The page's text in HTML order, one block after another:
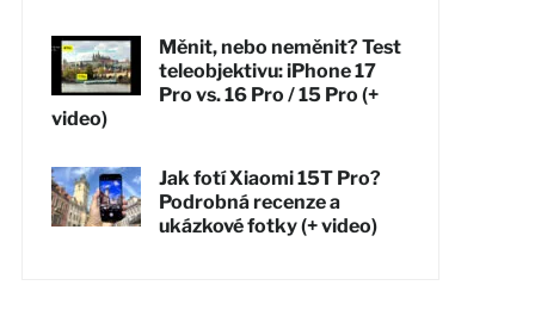
Měnit, nebo neměnit? Test
teleobjektivu: iPhone 17
Pro vs. 16 Pro / 15 Pro (+
video)
Jak fotí Xiaomi 15T Pro?
Podrobná recenze a
ukázkové fotky (+ video)